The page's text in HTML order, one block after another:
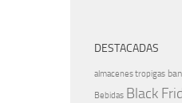
DESTACADAS
almacenes tropigas
Bebidas Black